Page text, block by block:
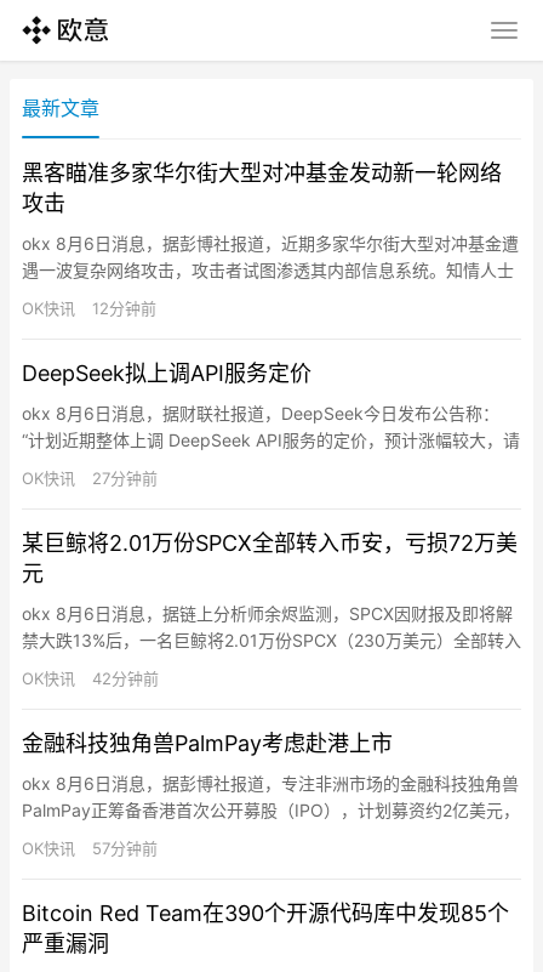
最新文章
黑客瞄准多家华尔街大型对冲基金发动新一轮网络
攻击
okx 8月6日消息，据彭博社报道，近期多家华尔街大型对冲基金遭
遇一波复杂网络攻击，攻击者试图渗透其内部信息系统。知情人士
透露，Point72资产管理公司已于周三告知投资者其受到攻击，初
步迹象显示客户信息未被盗取，公司仍在进一步审查中。
及多家私募股权公司…
OK快讯 12分钟前
DeepSeek拟上调API服务定价
okx 8月6日消息，据财联社报道，DeepSeek今日发布公告称：
“计划近期整体上调 DeepSeek API服务的定价，预计涨幅较大，请
合理安排您的使用。具体方案以正式通知为准。”
OK快讯 27分钟前
某巨鲸将2.01万份SPCX全部转入币安，亏损72万美
元
okx 8月6日消息，据链上分析师余烬监测，SPCX因财报及即将解
禁大跌13%后，一名巨鲸将2.01万份SPCX（230万美元）全部转入
Binance割肉，亏损72万美元（-24%）。该巨鲸在7月初以150美
元价格从Binance提出这些SPCX。
OK快讯 42分钟前
金融科技独角兽PalmPay考虑赴港上市
okx 8月6日消息，据彭博社报道，专注非洲市场的金融科技独角兽
PalmPay正筹备香港首次公开募股（IPO），计划募资约2亿美元，
投后估值超10亿美元，正式跻身独角兽行列。这一布局使其与尼日
利亚同业巨头OPay形成上市竞速格局（OPay正推进美股IPO）。
支付服务商，核心依托PalmPar…
OK快讯 57分钟前
Bitcoin Red Team在390个开源代码库中发现85个
严重漏洞